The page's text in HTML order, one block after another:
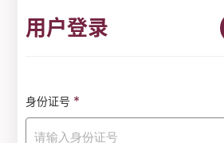
用户登录
身份证号 *